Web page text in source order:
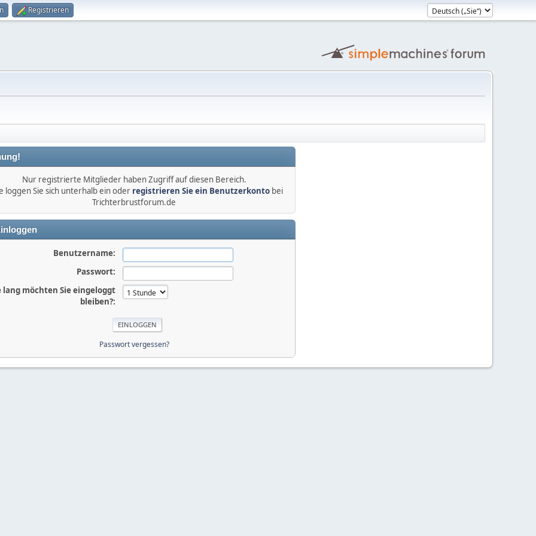
Registrieren
Nur registrierte Mitglieder haben Zugriff auf diesen Bereich.
loggen Sie sich unterhalb ein oder registrieren Sie ein Benutzerkontobei
Trichterbrustforum.de
Benutzername:
Passwort:
lang möchten Sie eingeloggt
bleiben?:
Passwort vergessen?